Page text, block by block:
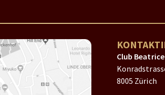
Club
8005 Zürich